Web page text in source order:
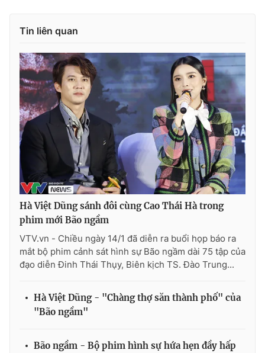
Tin liên quan
Hà Việt Dũng sánh đôi cùng Cao Thái Hà trong
phim mới Bão ngầm
VTV.vn - Chiều ngày 14/1 đã diễn ra buổi họp báo ra
mắt bộ phim cảnh sát hình sự Bão ngầm dài 75 tập của
đạo diễn Đinh Thái Thụy, Biên kịch TS. Đào Trung...
Hà Việt Dũng - "Chàng thợ săn thành phố" của
"Bão ngầm"
Bão ngầm - Bộ phim hình sự hứa hẹn đầy hấp